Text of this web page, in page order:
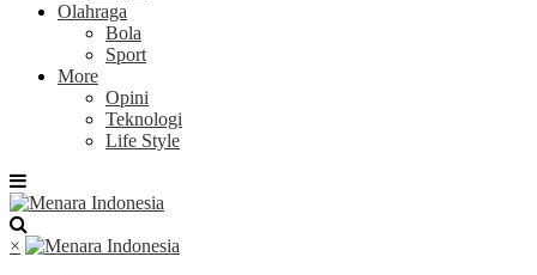
Olahraga
Bola
Sport
More
Opini
Teknologi
Life Style
×